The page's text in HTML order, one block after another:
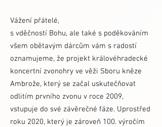
Vážení přátelé,
s vděčností Bohu, ale také s poděkováním
všem obětavým dárcům vám s radostí
oznamujeme, že projekt královéhradecké
koncertní zvonohry ve věži Sboru kněze
Ambrože, který se začal uskutečňovat
odlitím prvního zvonu v roce 2009,
vstupuje do své závěrečné fáze. Uprostřed
roku 2020, který je zároveň 100. výročím